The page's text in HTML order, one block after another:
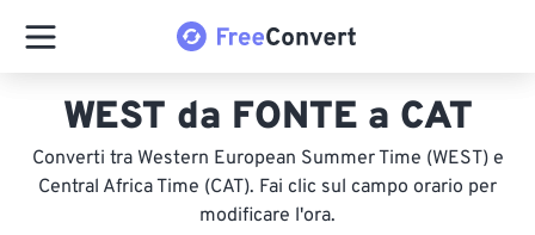
WEST da FONTE a CAT
Converti tra Western European Summer Time (WEST) e
Central Africa Time (CAT). Fai clic sul campo orario per
modificare l'ora.